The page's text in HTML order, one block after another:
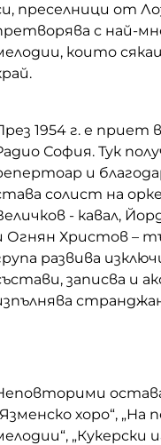
преселници от
с най-
които
1954 г. е приет
София. Тук
и
солист на
- кавал,
Огнян Христов –
развива
записва и
хоро“, „На
„Кукерски